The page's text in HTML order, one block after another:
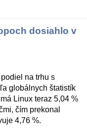
dosiahlo v
na trhu s
globálnych štatistík
Linux teraz 5,04 %
čím prekonal
4,76 %.